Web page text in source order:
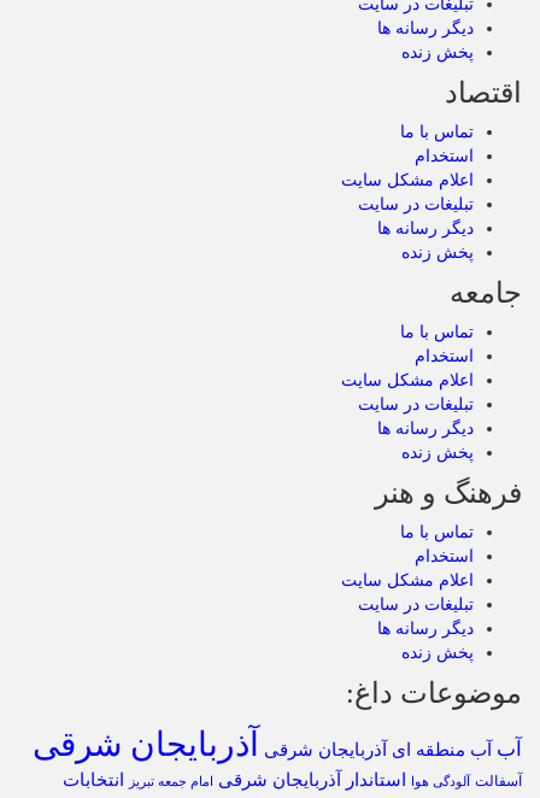
تبلیغات در سایت
دیگر رسانه ها
پخش زنده
اقتصاد
تماس با ما
استخدام
اعلام مشکل سایت
تبلیغات در سایت
دیگر رسانه ها
پخش زنده
جامعه
تماس با ما
استخدام
اعلام مشکل سایت
تبلیغات در سایت
دیگر رسانه ها
پخش زنده
فرهنگ و هنر
تماس با ما
استخدام
اعلام مشکل سایت
تبلیغات در سایت
دیگر رسانه ها
پخش زنده
موضوعات داغ:
آب آب منطقه ای آذربایجان شرقی آذربایجان شرقی
آسفالت آلودگی هوا استاندار آذربایجان شرقی امام جمعه تبریز انتخابات